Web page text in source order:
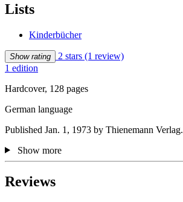
Lists
Kinderbücher
Show rating 2 stars (1 review)
1 edition
Hardcover, 128 pages
German language
Published Jan. 1, 1973 by Thienemann Verlag.
Show more
Reviews